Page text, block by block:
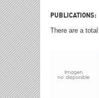
PUBLICATIONS:
There are a